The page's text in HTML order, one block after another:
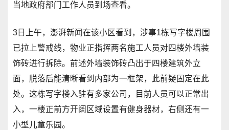
当地政府部门工作人员到场查看。
3日上午，澎湃新闻在该小区看到，涉事1栋写字楼周围
已拉上警戒线，物业正指挥两名施工人员对四楼外墙装
饰砖进行拆除。前述外墙装饰砖凸出于四楼建筑外立
面，脱落后能清晰看到内部为一框架，此前疑固定在此
处。这栋写字楼入驻有多家公司，目前人员可以正常出
入，一楼正前方开阔区域设置有健身器材，右侧还有一
小型儿童乐园。